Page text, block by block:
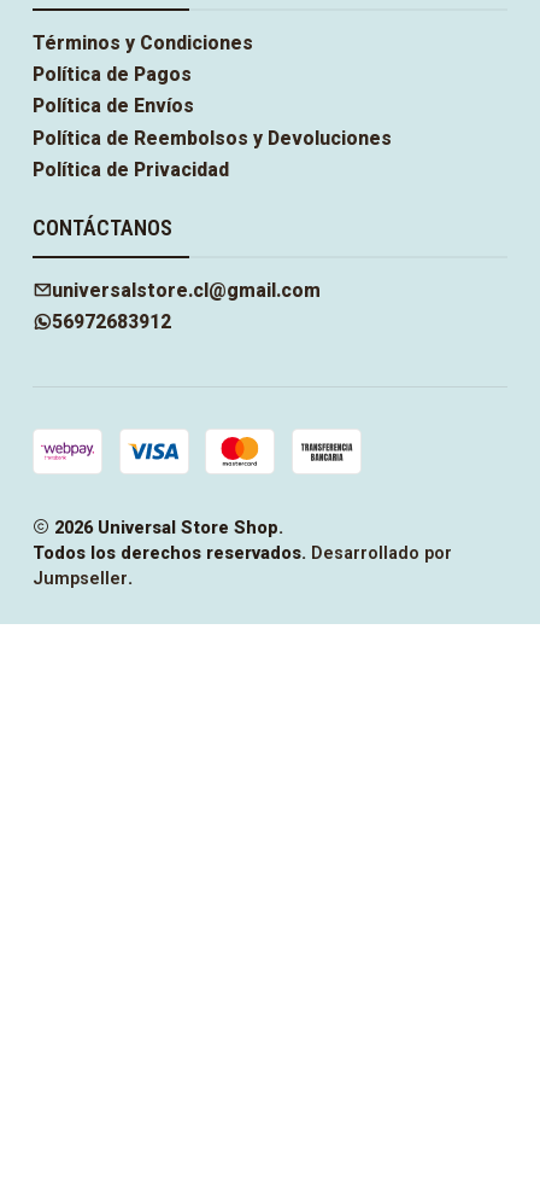
Términos y Condiciones
Política de Pagos
Política de Envíos
Política de Reembolsos y Devoluciones
Política de Privacidad
CONTÁCTANOS
universalstore.cl@gmail.com
56972683912
2026 Universal Store Shop.
Todos los derechos reservados. Desarrollado por
Jumpseller.